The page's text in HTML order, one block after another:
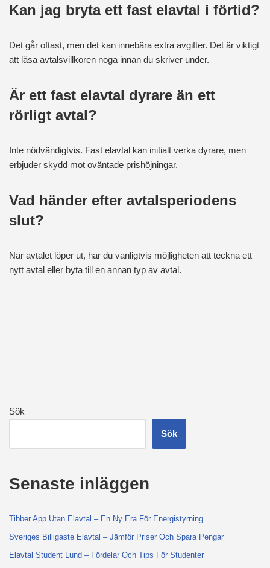
Kan jag bryta ett fast elavtal i förtid?
Det går oftast, men det kan innebära extra avgifter. Det är viktigt
att läsa avtalsvillkoren noga innan du skriver under.
Är ett fast elavtal dyrare än ett
rörligt avtal?
Inte nödvändigtvis. Fast elavtal kan initialt verka dyrare, men
erbjuder skydd mot oväntade prishöjningar.
Vad händer efter avtalsperiodens
slut?
När avtalet löper ut, har du vanligtvis möjligheten att teckna ett
nytt avtal eller byta till en annan typ av avtal.
Sök
Sök
Senaste inläggen
Tibber App Utan Elavtal – En Ny Era För Energistyrning
Sveriges Billigaste Elavtal – Jämför Priser Och Spara Pengar
Elavtal Student Lund – Fördelar Och Tips För Studenter